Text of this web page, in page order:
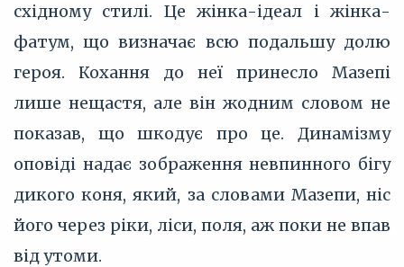
східному стилі. Це жінка-ідеал і жінка-
фатум, що визначає всю подальшу долю
героя. Кохання до неї принесло Мазепі
лише нещастя, але він жодним словом не
показав, що шкодує про це. Динамізму
оповіді надає зображення невпинного бігу
дикого коня, який, за словами Мазепи, ніс
його через ріки, ліси, поля, аж поки не впав
від утоми.